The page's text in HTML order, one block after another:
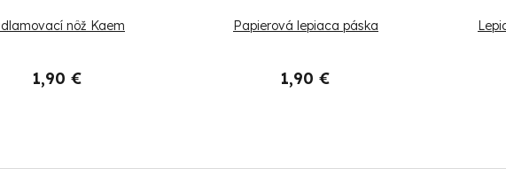
nôž Kaem
1,90 €
Papierová lepiaca páska
1,90 €